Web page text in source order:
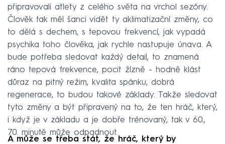
připravovali atlety z celého světa na vrchol sezóny.
Člověk tak měl šanci vidět ty aklimatizační změny, co
to dělá s dechem, s tepovou frekvencí, jak vypadá
psychika toho člověka, jak rychle nastupuje únava. A
bude potřeba sledovat každý detail, to znamená
ráno tepová frekvence, pocit žízně - hodně klást
důraz na pitný režim, kvalita spánku, dobrá
regenerace, to budou takové základy. Takže sledovat
tyto změny a být připravený na to, že ten hráč, který,
i když je v základu a je dobře trénovaný, tak v 60.,
70. minutě může odpadnout.
A může se třeba stát, že hráč, který by